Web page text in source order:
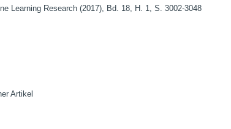
Learning Research (2017), Bd. 18, H. 1, S. 3002-3048
Artikel